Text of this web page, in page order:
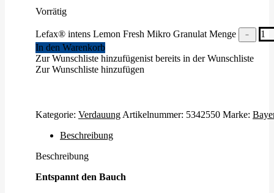
Vorrätig
Lefax® intens Lemon Fresh Mikro Granulat Menge ﹣
In den Warenkorb
Zur Wunschliste hinzufügenist bereits in der Wunschliste
Zur Wunschliste hinzufügen
Kategorie: VerdauungArtikelnummer: 5342550 Marke:
Beschreibung
Beschreibung
Entspannt den Bauch